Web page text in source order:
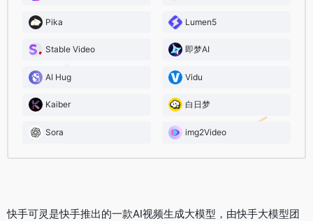
Pika Lumen5
Stable Video 即梦AI
AI Hug Vidu
Kaiber 白日梦
Sora img2Video
快手可灵是快手推出的一款AI视频生成大模型，由快手大模型团